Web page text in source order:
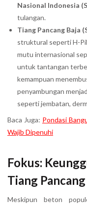
Nasional Indonesia
tulangan.
Tiang Pancang Baja
struktural seperti H-
mutu internasional
untuk tantangan
kemampuan
penyambungan
seperti jembatan,
Baca Juga: Pondasi
Wajib Dipenuhi
Fokus:
Tiang
Meskipun beton